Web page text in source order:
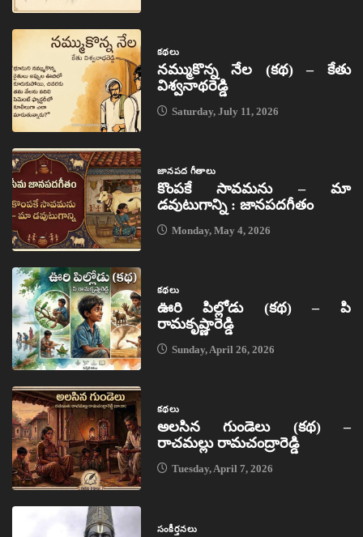
కథలు
నమ్ముకొన్న నేల (కథ) – కేతు
విశ్వనాథరెడ్డి
Saturday, July 11, 2026
జానపద గీతాలు
కొంపకే సావమను – మా
డవుటుగాన్ని : జానపదగీతం
Monday, May 4, 2026
కథలు
ఊరి పిల్లోడు (కథ) – పి
రామకృష్ణారెడ్డి
Sunday, April 26, 2026
కథలు
అలసిన గుండెలు (కథ) –
రాచమల్లు రామచంద్రారెడ్డి
Tuesday, April 7, 2026
సంకీర్తనలు